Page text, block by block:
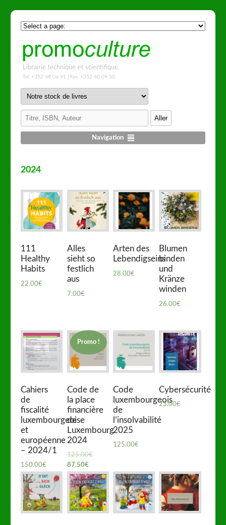
Librairie technique et scientifique.
Tel. +352 48 06 91 | Fax. +352 40 09 50
Navigation
2024
111
Healthy
Habits
22.00€
Alles
sieht so
festlich
aus
7.00€
Arten des
Lebendigseins
28.00€
Blumen
binden
und
Kränze
winden
26.00€
Cahiers
de
fiscalité
luxembourgeoise
et
européenne
– 2024/1
150.00€
Promo !
Code de
la place
financière
de
Luxembourg
2024
125.00€
87.50€
Code
luxembourgeois
de
l’insolvabilité
2025
125.00€
Cybersécurité
23.00€